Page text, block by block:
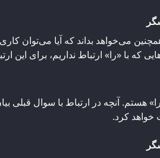
می‌خواهد بداند که آیا می‌توان
که با «را» ارتباط نداریم، برای این
هستم. آنچه در ارتباط با سوال قبلی
خواهد کرد.